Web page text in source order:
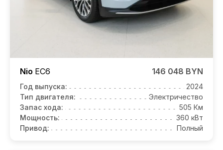
Nio EC6 146 048 BYN
Год выпуска:
2024
Тип двигателя:
Электричество
Запас хода:
505 Км
Мощность:
360 кВт
Привод:
Полный